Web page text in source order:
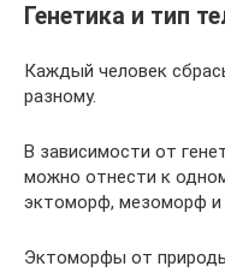
Генетика и тип
Каждый человек
разному.
В зависимости от
можно отнести к
эктоморф, мезоморф и
Эктоморфы от